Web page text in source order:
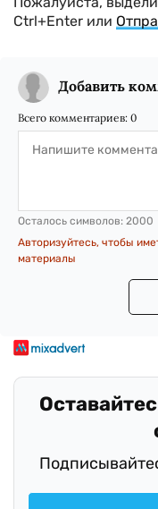
Ctrl+Enter или
Добавить
Всего комментариев: 0
Осталось символов: 2000
Авторизуйтесь, чтобы
материалы